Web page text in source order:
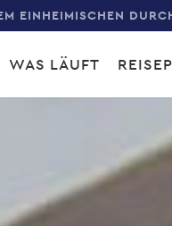
EINHEIMISCHEN
WAS LÄUFT